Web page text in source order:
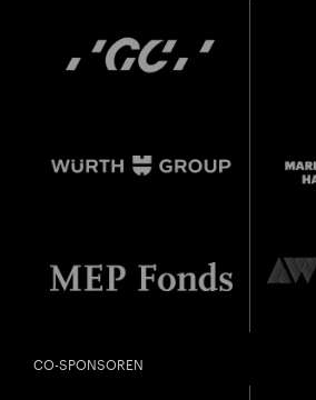
CO-SPONSOREN